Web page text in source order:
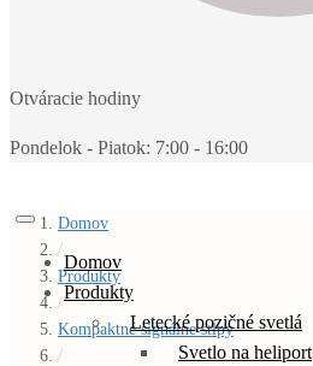
Otváracie hodiny
Pondelok - Piatok: 7:00 - 16:00
Domov
Produkty
Letecké pozičné svetlá
Svetlo na heliport
Domov
/
Produkty
/
Kompaktné signálne stĺpy
/